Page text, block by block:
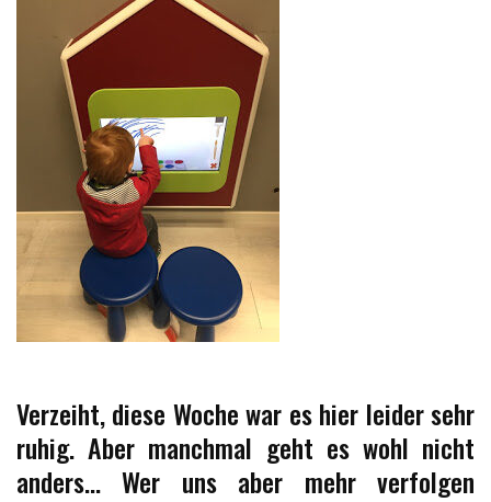
Verzeiht, diese Woche war es hier leider sehr
ruhig. Aber manchmal geht es wohl nicht
anders… Wer uns aber mehr verfolgen